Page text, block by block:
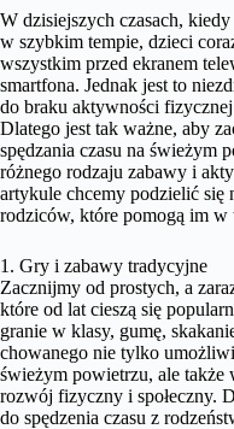
W dzisiejszych czasach,
w szybkim tempie, dzieci
wszystkim przed ekranem
smartfona. Jednak jest to
do braku aktywności
Dlatego jest tak ważne, aby
spędzania czasu na świeżym
różnego rodzaju zabawy i
artykule chcemy podzielić się
rodziców, które pomogą im w
1. Gry i zabawy tradycyjne
Zacznijmy od prostych, a
które od lat cieszą się
granie w klasy, gumę,
chowanego nie tylko
świeżym powietrzu, ale także
rozwój fizyczny i społeczny.
do spędzenia czasu z